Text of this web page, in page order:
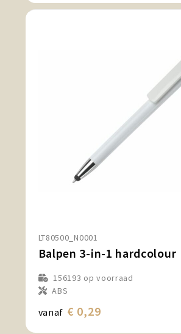
LT80500_N0001
Balpen 3-in-1 hardcolour
156193 op voorraad
ABS
vanaf € 0,29